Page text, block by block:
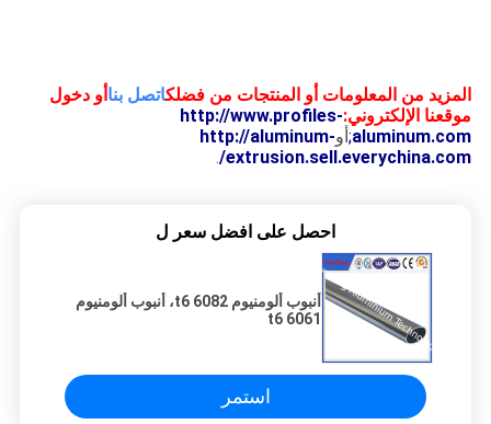
المزيد من المعلومات أو المنتجات من فضلكاتصل بناأو دخول
موقعنا الإلكتروني:http://www.profiles-
aluminum.com
;أوhttp://aluminum-
extrusion.sell.everychina.com/
.
احصل على افضل سعر ل
أنبوب ألومنيوم 6082 t6، أنبوب ألومنيوم
6061 t6
استمر